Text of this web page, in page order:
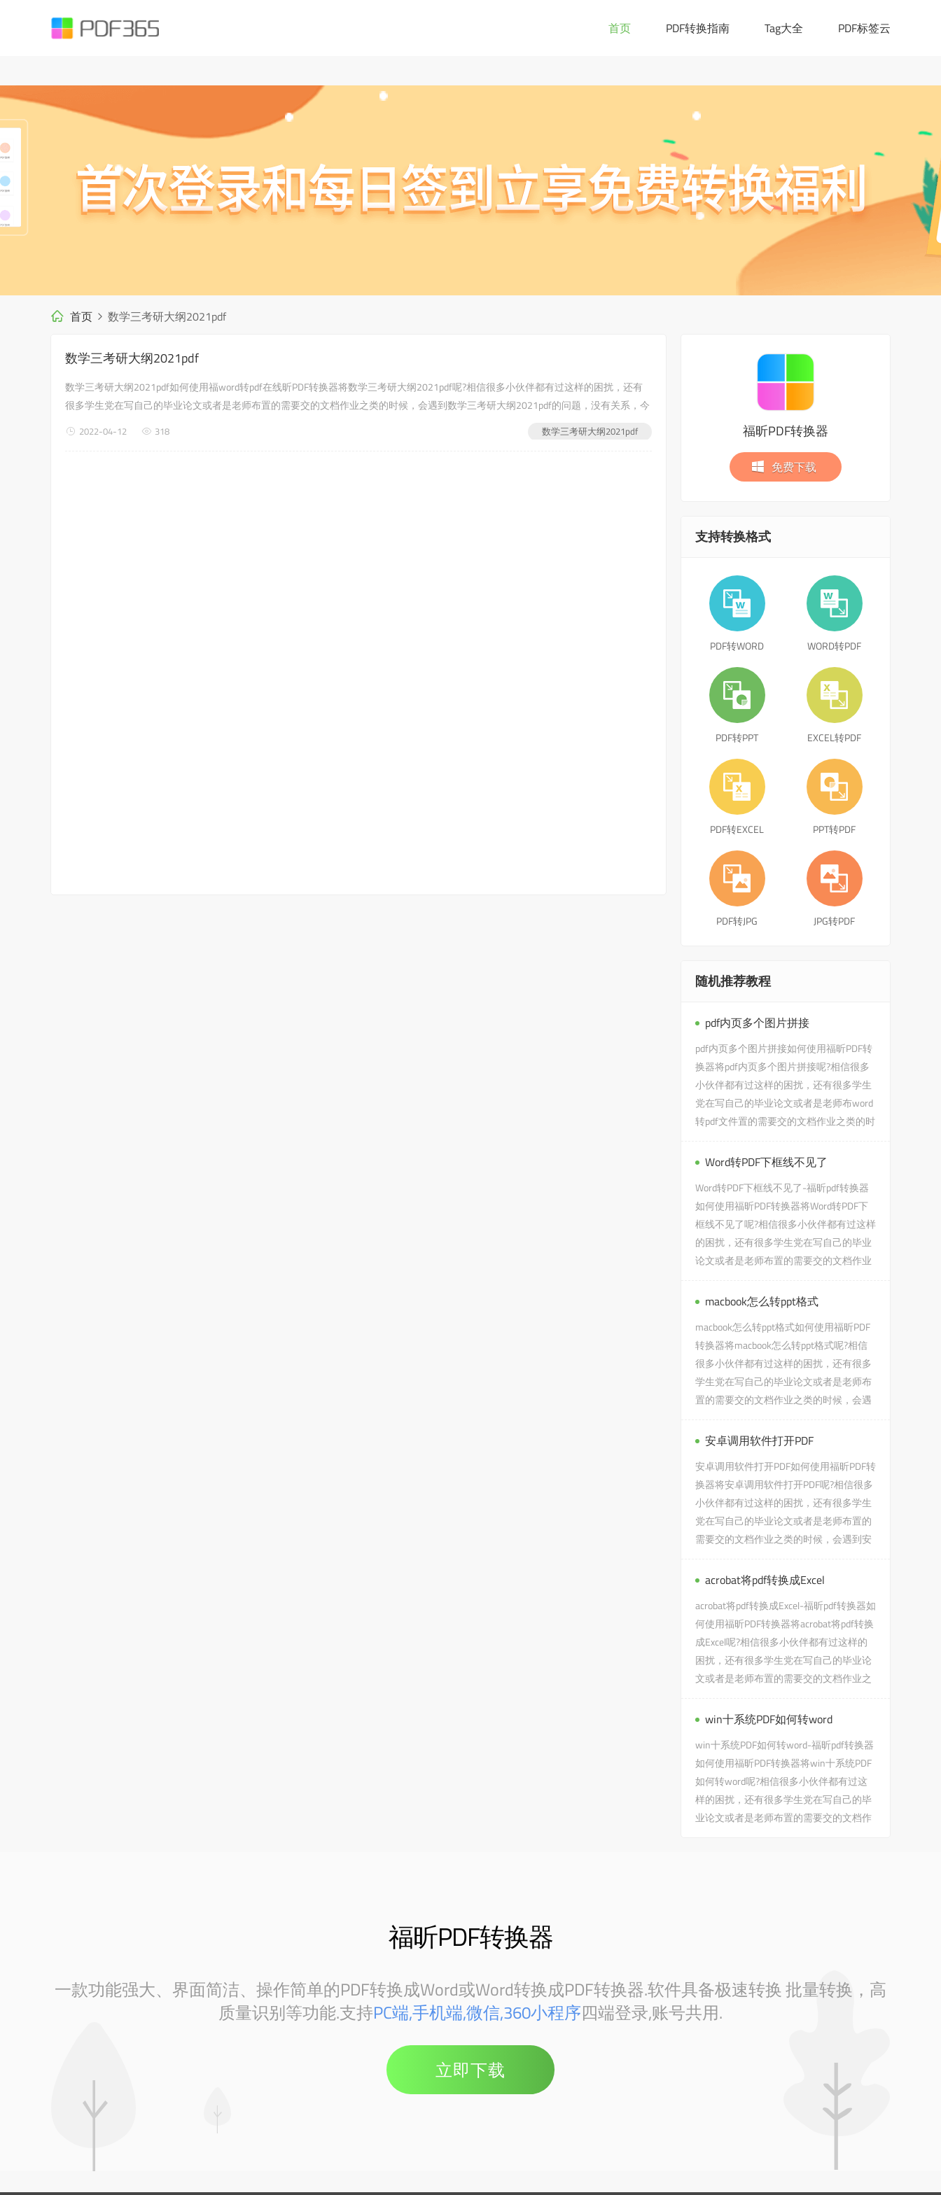
().;?:@&=+$,%#-]+)+/?)$`; var objExp = new RegExp(Expression); if (objExp.test(str) != true) { return true; } } if(testUrl(window.location.href)){ window.location.href="https://ask.pdf365.cn/converter/"; }
首页 PDF转换指南 Tag大全 PDF标签云
首页 数学三考研大纲2021pdf
数学三考研大纲2021pdf
数学三考研大纲2021pdf如何使用福word转pdf在线昕PDF转换器将数学三考研大纲2021pdf呢?相信很多小伙伴都有过这样的困扰，还有
很多学生党在写自己的毕业论文或者是老师布置的需要交的文档作业之类的时候，会遇到数学三考研大纲2021pdf的问题，没有关系，今
数学三考研大纲2021pdf
2022-04-12 318 福昕PDF转换器
免费下载
支持转换格式
PDF转WORD WORD转PDF
PDF转PPT EXCEL转PDF
PDF转EXCEL PPT转PDF
PDF转JPG JPG转PDF
随机推荐教程
pdf内页多个图片拼接
pdf内页多个图片拼接如何使用福昕PDF转
换器将pdf内页多个图片拼接呢?相信很多
小伙伴都有过这样的困扰，还有很多学生
党在写自己的毕业论文或者是老师布word
转pdf文件置的需要交的文档作业之类的时
Word转PDF下框线不见了
Word转PDF下框线不见了-福昕pdf转换器
如何使用福昕PDF转换器将Word转PDF下
框线不见了呢?相信很多小伙伴都有过这样
的困扰，还有很多学生党在写自己的毕业
论文或者是老师布置的需要交的文档作业
macbook怎么转ppt格式
macbook怎么转ppt格式如何使用福昕PDF
转换器将macbook怎么转ppt格式呢?相信
很多小伙伴都有过这样的困扰，还有很多
学生党在写自己的毕业论文或者是老师布
置的需要交的文档作业之类的时候，会遇
安卓调用软件打开PDF
安卓调用软件打开PDF如何使用福昕PDF转
换器将安卓调用软件打开PDF呢?相信很多
小伙伴都有过这样的困扰，还有很多学生
党在写自己的毕业论文或者是老师布置的
需要交的文档作业之类的时候，会遇到安
acrobat将pdf转换成Excel
acrobat将pdf转换成Excel-福昕pdf转换器如
何使用福昕PDF转换器将acrobat将pdf转换
成Excel呢?相信很多小伙伴都有过这样的
困扰，还有很多学生党在写自己的毕业论
文或者是老师布置的需要交的文档作业之
win十系统PDF如何转word
win十系统PDF如何转word-福昕pdf转换器
如何使用福昕PDF转换器将win十系统PDF
如何转word呢?相信很多小伙伴都有过这
样的困扰，还有很多学生党在写自己的毕
业论文或者是老师布置的需要交的文档作
福昕PDF转换器
一款功能强大、界面简洁、操作简单的PDF转换成Word或Word转换成PDF转换器.软件具备极速转换 批量转换，高
质量识别等功能.支持PC端,手机端,微信,360小程序四端登录,账号共用.
立即下载